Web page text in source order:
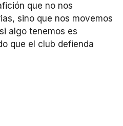
que no nos
sino que nos movemos
algo tenemos es
que el club defienda